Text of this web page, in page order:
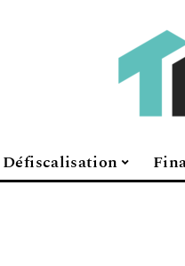
Défiscalisation